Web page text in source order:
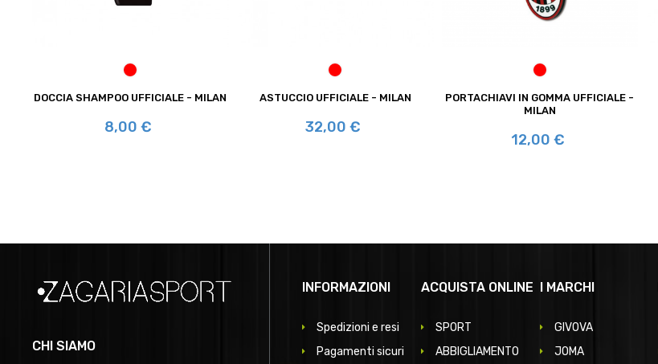
ROSSO/NERO
DOCCIA SHAMPOO UFFICIALE - MILAN
Prezzo
8,00 €
ROSSO/NERO
ASTUCCIO UFFICIALE - MILAN
Prezzo
32,00 €
ROSSO/NERO
PORTACHIAVI IN GOMMA UFFICIALE -
MILAN
Prezzo
12,00 €
CHI SIAMO
INFORMAZIONI
Spedizioni e resi
Pagamenti sicuri
ACQUISTA ONLINE
SPORT
ABBIGLIAMENTO
I MARCHI
GIVOVA
JOMA